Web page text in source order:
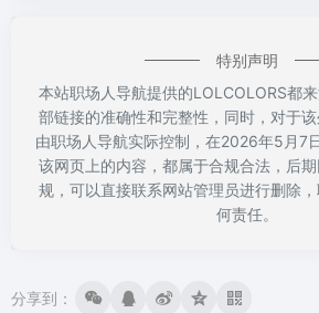
特别声明
本站职场人导航提供的LOLCOLORS都
部链接的准确性和完整性，同时，对于
由职场人导航实际控制，在2026年5月7
该网页上的内容，都属于合规合法，后
规，可以直接联系网站管理员进行删除
何责任。
分享到：